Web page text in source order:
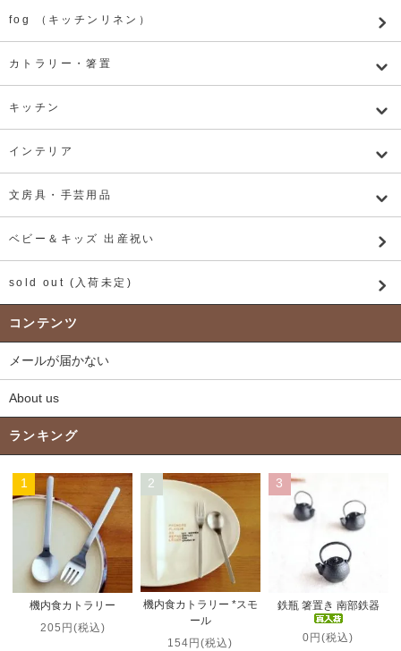
fog （キッチンリネン）
カトラリー・箸置
キッチン
インテリア
文房具・手芸用品
ベビー＆キッズ 出産祝い
sold out (入荷未定)
コンテンツ
メールが届かない
About us
ランキング
1
機内食カトラリー
205円(税込)
2
機内食カトラリー *スモ
ール
154円(税込)
3
鉄瓶 箸置き 南部鉄器
0円(税込)